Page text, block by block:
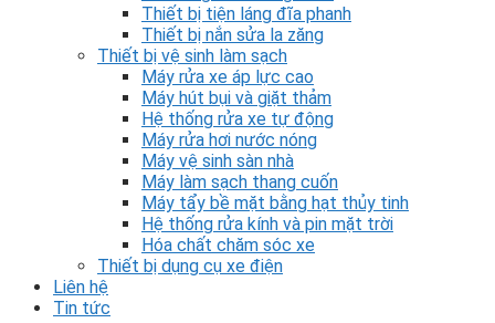
Thiết bị tiện láng đĩa phanh
Thiết bị nắn sửa la zăng
Thiết bị vệ sinh làm sạch
Máy rửa xe áp lực cao
Máy hút bụi và giặt thảm
Hệ thống rửa xe tự động
Máy rửa hơi nước nóng
Máy vệ sinh sàn nhà
Máy làm sạch thang cuốn
Máy tẩy bề mặt bằng hạt thủy tinh
Hệ thống rửa kính và pin mặt trời
Hóa chất chăm sóc xe
Thiết bị dụng cụ xe điện
Liên hệ
Tin tức